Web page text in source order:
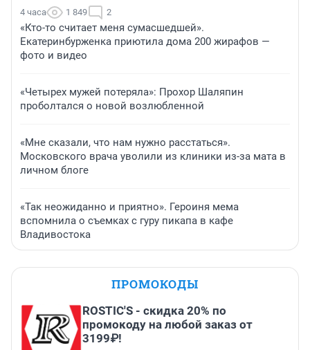
4 часа 1 849 2
«Кто-то считает меня сумасшедшей».
Екатеринбурженка приютила дома 200 жирафов —
фото и видео
«Четырех мужей потеряла»: Прохор Шаляпин
проболтался о новой возлюбленной
«Мне сказали, что нам нужно расстаться».
Московского врача уволили из клиники из-за мата в
личном блоге
«Так неожиданно и приятно». Героиня мема
вспомнила о съемках с гуру пикапа в кафе
Владивостока
ПРОМОКОДЫ
ROSTIC'S - скидка 20% по
промокоду на любой заказ от
3199₽!